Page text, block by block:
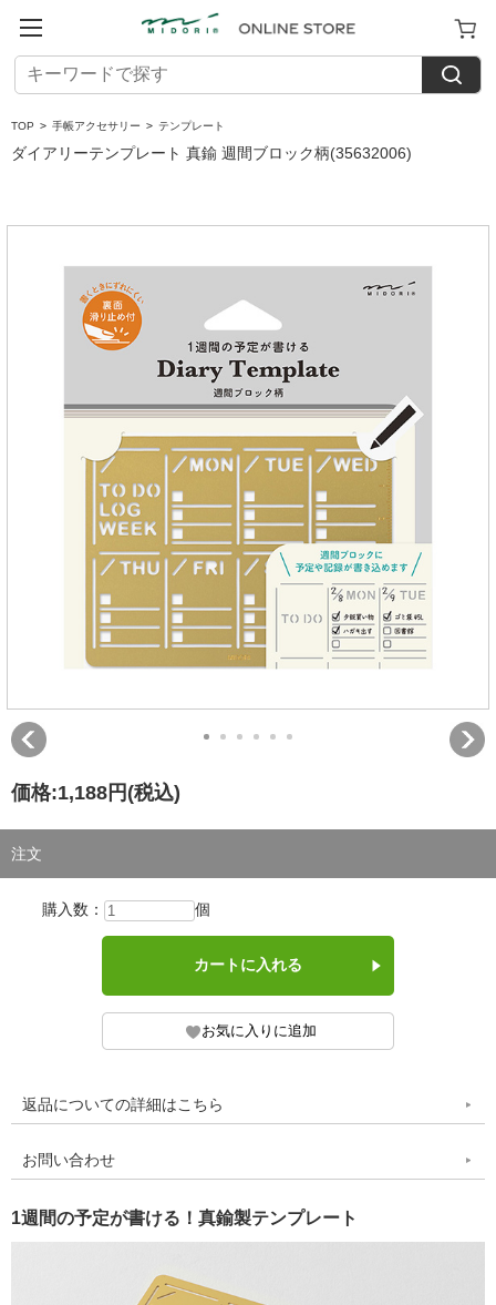
TOP > 手帳アクセサリー > テンプレート
ダイアリーテンプレート 真鍮 週間ブロック柄(35632006)
価格:1,188円 (税込)
注文
購入数： 個
返品についての詳細はこちら
お問い合わせ
1週間の予定が書ける！真鍮製テンプレート